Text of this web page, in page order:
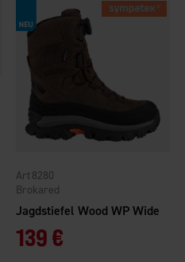
Jagdstiefel Wood WP Wide
Brokared
8280
139 €